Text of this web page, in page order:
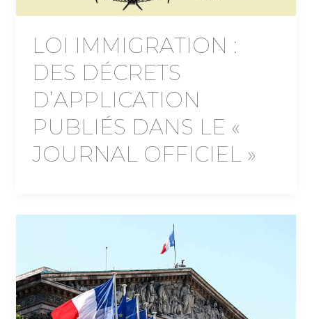
LOI IMMIGRATION :
DES DÉCRETS
D’APPLICATION
PUBLIÉS DANS LE «
JOURNAL OFFICIEL »